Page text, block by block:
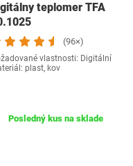
teplomer TFA
(96×)
vlastnosti: Digitální
plast, kov
Posledný kus na sklade